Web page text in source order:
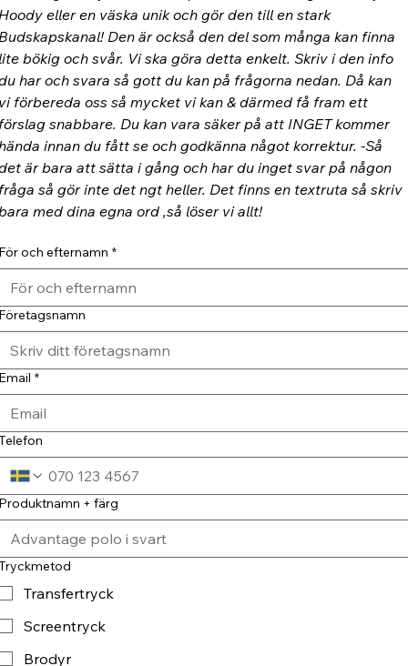
eller en väska unik och gör den till en stark
Den är också den del som många kan finna
bökig och svår. Vi ska göra detta enkelt. Skriv i den info
har och svara så gott du kan på frågorna nedan. Då kan
förbereda oss så mycket vi kan & därmed få fram ett
snabbare. Du kan vara säker på att INGET kommer
innan du fått se och godkänna något korrektur. -Så
är bara att sätta i gång och har du inget svar på någon
så gör inte det ngt heller. Det finns en textruta så skriv
med dina egna ord ,så löser vi allt!
och efternamn *
*
+ färg
Transfertryck
Screentryck
Brodyr